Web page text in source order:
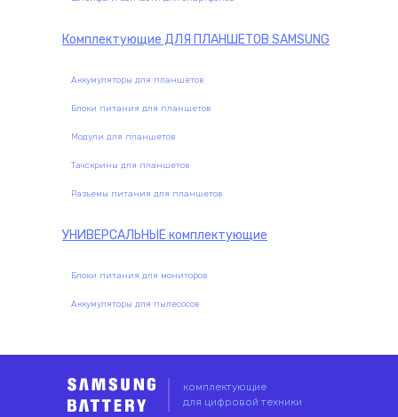
Комплектующие ДЛЯ ПЛАНШЕТОВ SAMSUNG
Аккумуляторы для планшетов
Блоки питания для планшетов
Модули для планшетов
Тачскрины для планшетов
Разъемы питания для планшетов
УНИВЕРСАЛЬНЫЕкомплектующие
Блоки питания для мониторов
Аккумуляторы для пылесосов
комплектующие
для цифровой техники